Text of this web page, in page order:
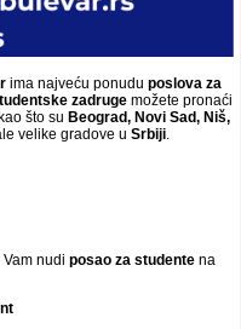
ima najveću ponudu poslova za
zadruge možete pronaći
kao što su Beograd, Novi Sad, Niš,
velike gradove u Srbiji.
nudi posao za studentena